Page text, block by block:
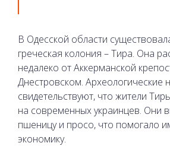
В Одесской области
греческая колония – Тира. Она
недалеко от Аккерманской
Днестровском. Археологические
свидетельствуют, что жители
на современных украинцев. Они
пшеницу и просо, что помогало
экономику.